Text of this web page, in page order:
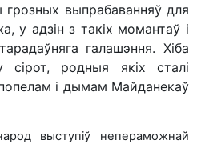
выпрабаванняў для
у адзін з такіх момантаў і
галашэння. Хіба
родныя якіх сталі
і дымам Майданекаў
выступіў непераможнай